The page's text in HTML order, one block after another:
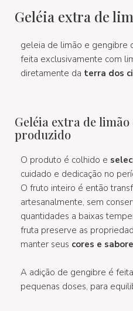
Geléia extra de
geleia de limão e gengibre
feita exclusivamente com
diretamente da terra dos
Geléia extra de
produzido
O produto é colhido e
cuidado e dedicação no
O fruto inteiro é então
artesanalmente, sem
quantidades a baixas
fruta preserve as
manter seus cores e
A adição de gengibre é
pequenas doses, para